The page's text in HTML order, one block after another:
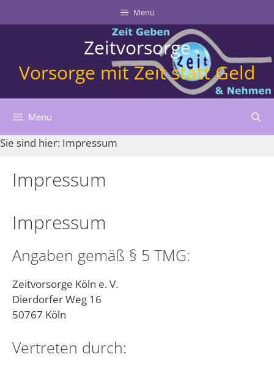
to
to
map
Inhalt
Menü
Zeitvorsorge
Vorsorge mit Zeit statt Geld
Menu
Sie sind hier: Impressum
Impressum
Impressum
Angaben gemäß § 5 TMG:
Zeitvorsorge Köln e. V.
Dierdorfer Weg 16
50767 Köln
Vertreten durch: